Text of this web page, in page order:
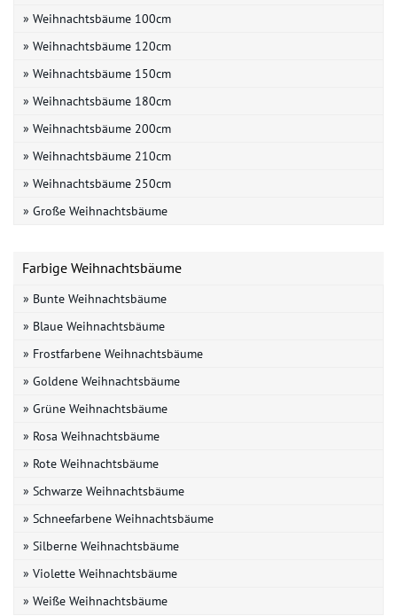
» Weihnachtsbäume 100cm
» Weihnachtsbäume 120cm
» Weihnachtsbäume 150cm
» Weihnachtsbäume 180cm
» Weihnachtsbäume 200cm
» Weihnachtsbäume 210cm
» Weihnachtsbäume 250cm
» Große Weihnachtsbäume
Farbige Weihnachtsbäume
» Bunte Weihnachtsbäume
» Blaue Weihnachtsbäume
» Frostfarbene Weihnachtsbäume
» Goldene Weihnachtsbäume
» Grüne Weihnachtsbäume
» Rosa Weihnachtsbäume
» Rote Weihnachtsbäume
» Schwarze Weihnachtsbäume
» Schneefarbene Weihnachtsbäume
» Silberne Weihnachtsbäume
» Violette Weihnachtsbäume
» Weiße Weihnachtsbäume